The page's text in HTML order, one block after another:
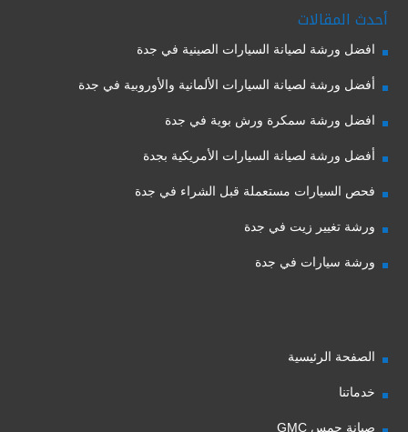
أحدث المقالات
افضل ورشة لصيانة السيارات الصينية في جدة
أفضل ورشة لصيانة السيارات الألمانية والأوروبية في جدة
افضل ورشة سمكرة ورش بوية في جدة
أفضل ورشة لصيانة السيارات الأمريكية بجدة
فحص السيارات مستعملة قبل الشراء في جدة
ورشة تغيير زيت في جدة
ورشة سيارات في جدة
الصفحة الرئيسية
خدماتنا
صيانة جمس GMC